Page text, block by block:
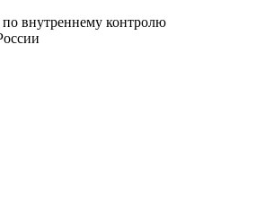
внутреннему контролю